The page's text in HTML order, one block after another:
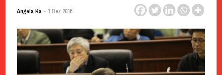
Angela Ka- 1 Dez 2016